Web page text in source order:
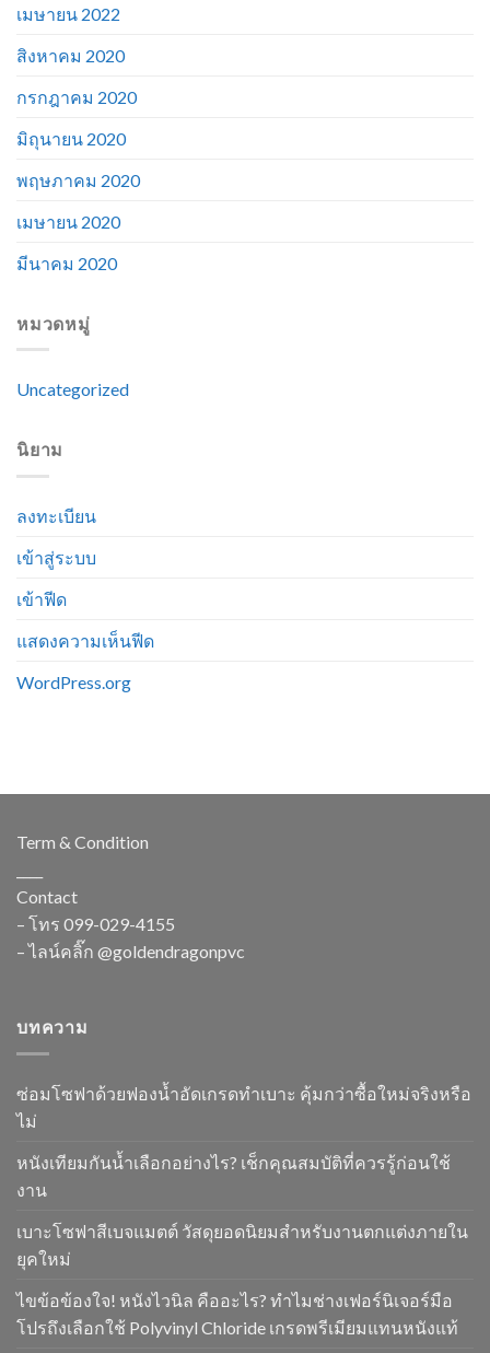
เมษายน 2022
สิงหาคม 2020
กรกฎาคม 2020
มิถุนายน 2020
พฤษภาคม 2020
เมษายน 2020
มีนาคม 2020
หมวดหมู่
Uncategorized
นิยาม
ลงทะเบียน
เข้าสู่ระบบ
เข้าฟีด
แสดงความเห็นฟีด
WordPress.org
Term & Condition
Contact
– โทร 099-029-4155
– ไลน์คลิ๊ก @goldendragonpvc
บทความ
ซ่อมโซฟาด้วยฟองน้ำอัดเกรดทำเบาะ คุ้มกว่าซื้อใหม่จริงหรือ
ไม่
หนังเทียมกันน้ำเลือกอย่างไร? เช็กคุณสมบัติที่ควรรู้ก่อนใช้
งาน
เบาะโซฟาสีเบจแมตต์ วัสดุยอดนิยมสำหรับงานตกแต่งภายใน
ยุคใหม่
ไขข้อข้องใจ! หนังไวนิล คืออะไร? ทำไมช่างเฟอร์นิเจอร์มือ
โปรถึงเลือกใช้ Polyvinyl Chloride เกรดพรีเมียมแทนหนังแท้